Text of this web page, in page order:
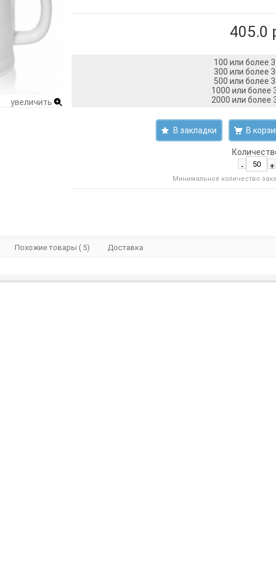
увеличить
405.0
100 или более
300 или более
500 или более
1000 или более
2000 или более
В закладки
-
+
Минимальное количество
Похожие товары ( 5) Доставка